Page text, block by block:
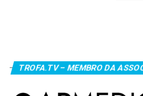
TROFA.TV – MEMBRO DA